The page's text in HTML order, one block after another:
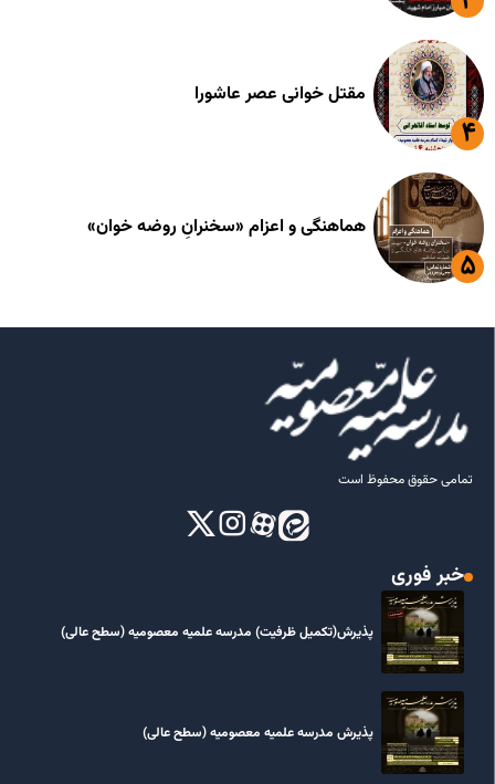
مقتل خوانی عصر عاشورا
هماهنگی و اعزام «سخنرانِ روضه خوان»
تمامی حقوق محفوظ است
خبر فوری
پذیرش(تکمیل ظرفیت) مدرسه علمیه معصومیه‌ (سطح عالی)
پذیرش مدرسه علمیه معصومیه‌ (سطح عالی)